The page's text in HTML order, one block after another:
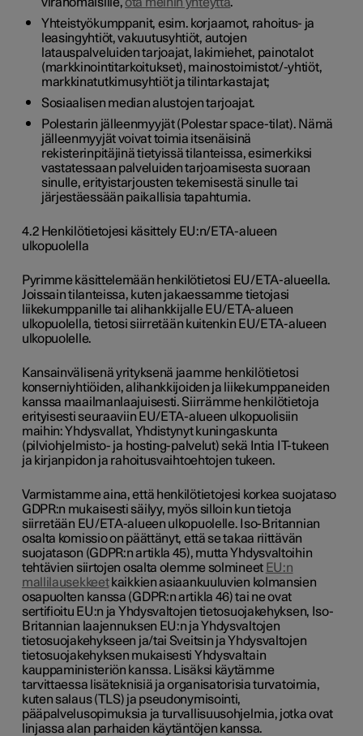
Yhteistyökumppanit, esim. korjaamot, rahoitus- ja
leasingyhtiöt, vakuutusyhtiöt, autojen
latauspalveluiden tarjoajat, lakimiehet, painotalot
(markkinointitarkoitukset), mainostoimistot/-yhtiöt,
markkinatutkimusyhtiöt ja tilintarkastajat;
Sosiaalisen median alustojen tarjoajat.
Polestarin jälleenmyyjät (Polestar space-tilat). Nämä
jälleenmyyjät voivat toimia itsenäisinä
rekisterinpitäjinä tietyissä tilanteissa, esimerkiksi
vastatessaan palveluiden tarjoamisesta suoraan
sinulle, erityistarjousten tekemisestä sinulle tai
järjestäessään paikallisia tapahtumia.
4.2 Henkilötietojesi käsittely EU:n/ETA-alueen
ulkopuolella
Pyrimme käsittelemään henkilötietosi EU/ETA-alueella.
Joissain tilanteissa, kuten jakaessamme tietojasi
liikekumppanille tai alihankkijalle EU/ETA-alueen
ulkopuolella, tietosi siirretään kuitenkin EU/ETA-alueen
ulkopuolelle.
Kansainvälisenä yrityksenä jaamme henkilötietosi
konserniyhtiöiden, alihankkijoiden ja liikekumppaneiden
kanssa maailmanlaajuisesti. Siirrämme henkilötietoja
erityisesti seuraaviin EU/ETA-alueen ulkopuolisiin
maihin: Yhdysvallat, Yhdistynyt kuningaskunta
(pilviohjelmisto- ja hosting-palvelut) sekä Intia IT-tukeen
ja kirjanpidon ja rahoitusvaihtoehtojen tukeen.
Varmistamme aina, että henkilötietojesi korkea suojataso
GDPR:n mukaisesti säilyy, myös silloin kun tietoja
siirretään EU/ETA-alueen ulkopuolelle. Iso-Britannian
osalta komissio on päättänyt, että se takaa riittävän
suojatason (GDPR:n artikla 45), mutta Yhdysvaltoihin
tehtävien siirtojen osalta olemme solmineet EU:n
mallilausekkeetkaikkien asiaankuuluvien kolmansien
osapuolten kanssa (GDPR:n artikla 46) tai ne ovat
sertifioitu EU:n ja Yhdysvaltojen tietosuojakehyksen, Iso-
Britannian laajennuksen EU:n ja Yhdysvaltojen
tietosuojakehykseen ja/tai Sveitsin ja Yhdysvaltojen
tietosuojakehyksen mukaisesti Yhdysvaltain
kauppaministeriön kanssa. Lisäksi käytämme
tarvittaessa lisäteknisiä ja organisatorisia turvatoimia,
kuten salaus (TLS) ja pseudonymisointi,
pääpalvelusopimuksia ja turvallisuusohjelmia, jotka ovat
linjassa alan parhaiden käytäntöjen kanssa.